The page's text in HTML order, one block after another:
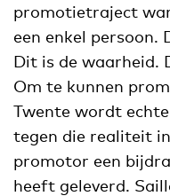
promotietraject
een enkel
Dit is de waarheid.
Om te kunnen
Twente wordt
tegen die realiteit
promotor een
heeft geleverd.